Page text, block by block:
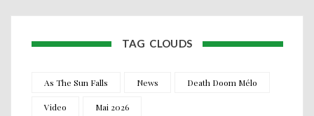
TAG CLOUDS
As The Sun Falls News Death Doom Mélo
Video Mai 2026